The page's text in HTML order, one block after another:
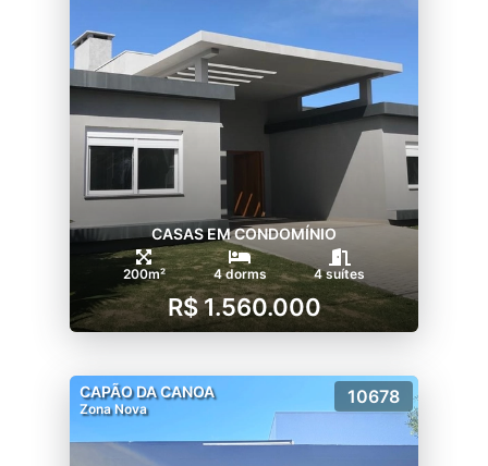
CASAS EM CONDOMÍNIO
200m² 4 dorms 4 suítes
R$ 1.560.000
CAPÃO DA CANOA
Zona Nova
10678